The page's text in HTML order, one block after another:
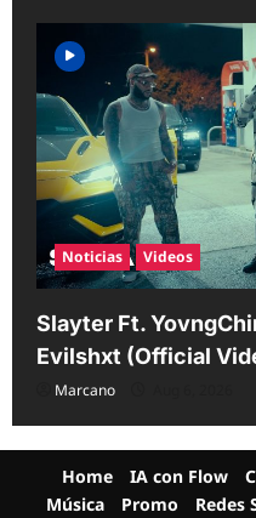
Noticias Videos
Slayter Ft.
Evilshxt (Official
Marcano
Home IA con Flow
Música
Promo Redes